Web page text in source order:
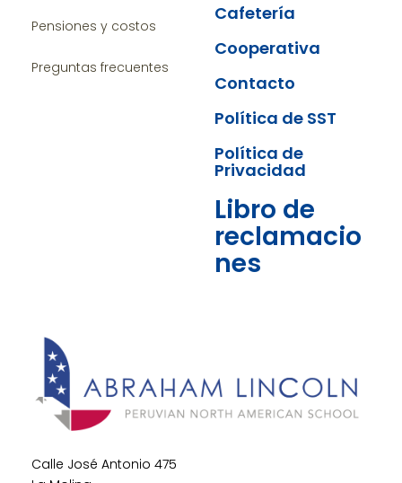
Pensiones y costos
Preguntas frecuentes
Cafetería
Cooperativa
Contacto
Política de SST
Política de
Privacidad
Libro de
reclamacio
nes
Calle José Antonio 475